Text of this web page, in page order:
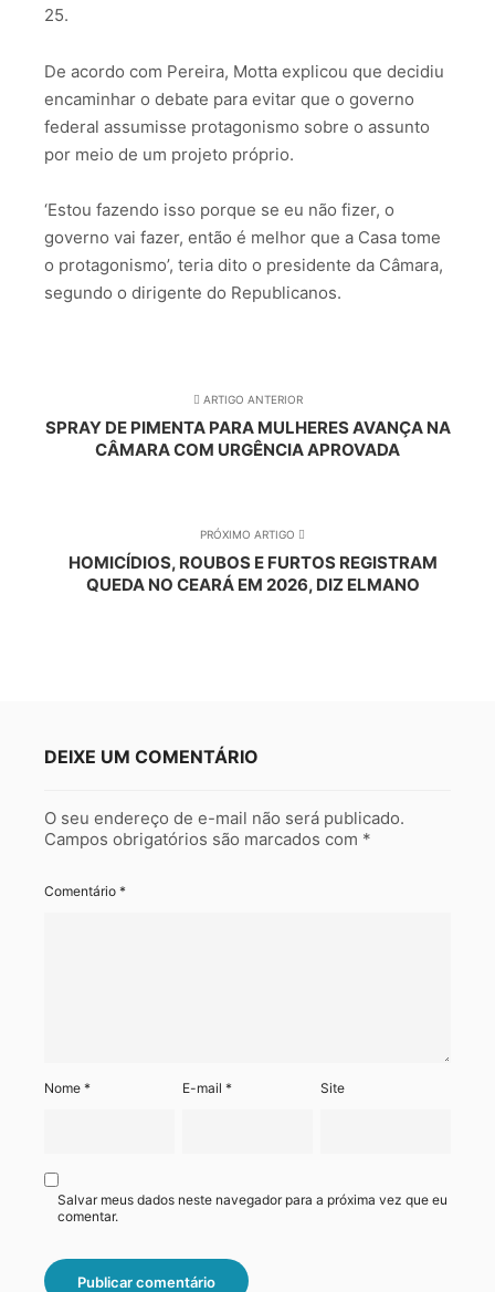
25.
De acordo com Pereira, Motta explicou que decidiu
encaminhar o debate para evitar que o governo
federal assumisse protagonismo sobre o assunto
por meio de um projeto próprio.
‘Estou fazendo isso porque se eu não fizer, o
governo vai fazer, então é melhor que a Casa tome
o protagonismo’, teria dito o presidente da Câmara,
segundo o dirigente do Republicanos.
ARTIGO ANTERIOR
SPRAY DE PIMENTA PARA MULHERES AVANÇA NA
CÂMARA COM URGÊNCIA APROVADA
PRÓXIMO ARTIGO
HOMICÍDIOS, ROUBOS E FURTOS REGISTRAM
QUEDA NO CEARÁ EM 2026, DIZ ELMANO
DEIXE UM COMENTÁRIO
O seu endereço de e-mail não será publicado.
Campos obrigatórios são marcados com *
Comentário *
Nome * E-mail* Site
Salvar meus dados neste navegador para a próxima vez que eu
comentar.